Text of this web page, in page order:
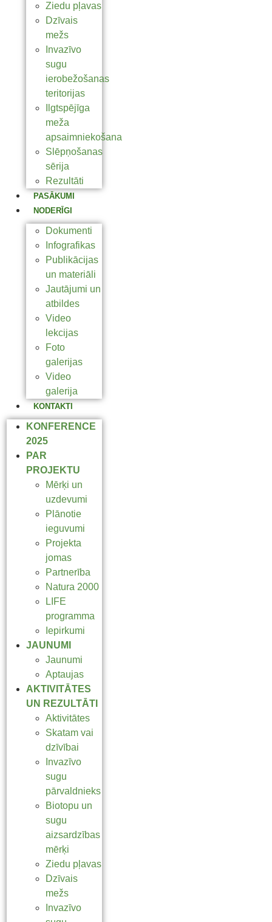
Ziedu pļavas
Dzīvais
mežs
Invazīvo
sugu
ierobežošanas
teritorijas
Ilgtspējīga
meža
apsaimniekošana
Slēpņošanas
sērija
Rezultāti
PASĀKUMI
NODERĪGI
Dokumenti
Infografikas
Publikācijas
un materiāli
Jautājumi un
atbildes
Video
lekcijas
Foto
galerijas
Video
galerija
KONTAKTI
KONFERENCE
2025
PAR
PROJEKTU
Mērķi un
uzdevumi
Plānotie
ieguvumi
Projekta
jomas
Partnerība
Natura 2000
LIFE
programma
Iepirkumi
JAUNUMI
Jaunumi
Aptaujas
AKTIVITĀTES
UN REZULTĀTI
Aktivitātes
Skatam vai
dzīvībai
Invazīvo
sugu
pārvaldnieks
Biotopu un
sugu
aizsardzības
mērķi
Ziedu pļavas
Dzīvais
mežs
Invazīvo